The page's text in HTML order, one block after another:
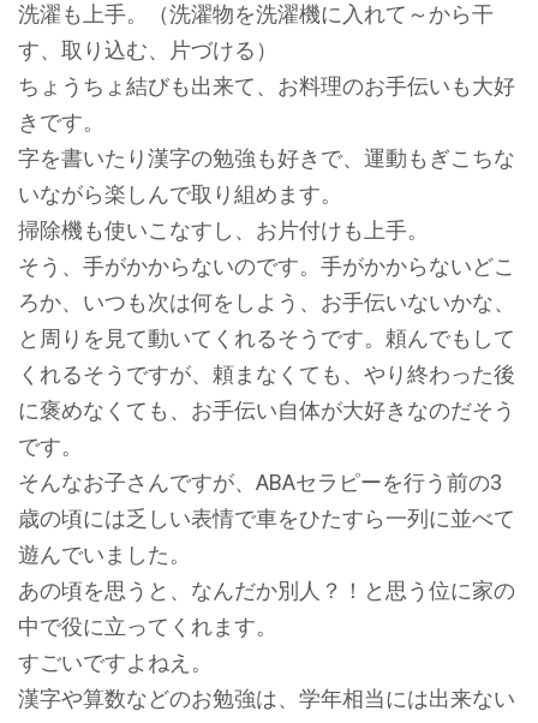
洗濯も上手。（洗濯物を洗濯機に入れて～から干
す、取り込む、片づける）
ちょうちょ結びも出来て、お料理のお手伝いも大好
きです。
字を書いたり漢字の勉強も好きで、運動もぎこちな
いながら楽しんで取り組めます。
掃除機も使いこなすし、お片付けも上手。
そう、手がかからないのです。手がかからないどこ
ろか、いつも次は何をしよう、お手伝いないかな、
と周りを見て動いてくれるそうです。頼んでもして
くれるそうですが、頼まなくても、やり終わった後
に褒めなくても、お手伝い自体が大好きなのだそう
です。
そんなお子さんですが、ABAセラピーを行う前の3
歳の頃には乏しい表情で車をひたすら一列に並べて
遊んでいました。
あの頃を思うと、なんだか別人？！と思う位に家の
中で役に立ってくれます。
すごいですよねえ。
漢字や算数などのお勉強は、学年相当には出来ない